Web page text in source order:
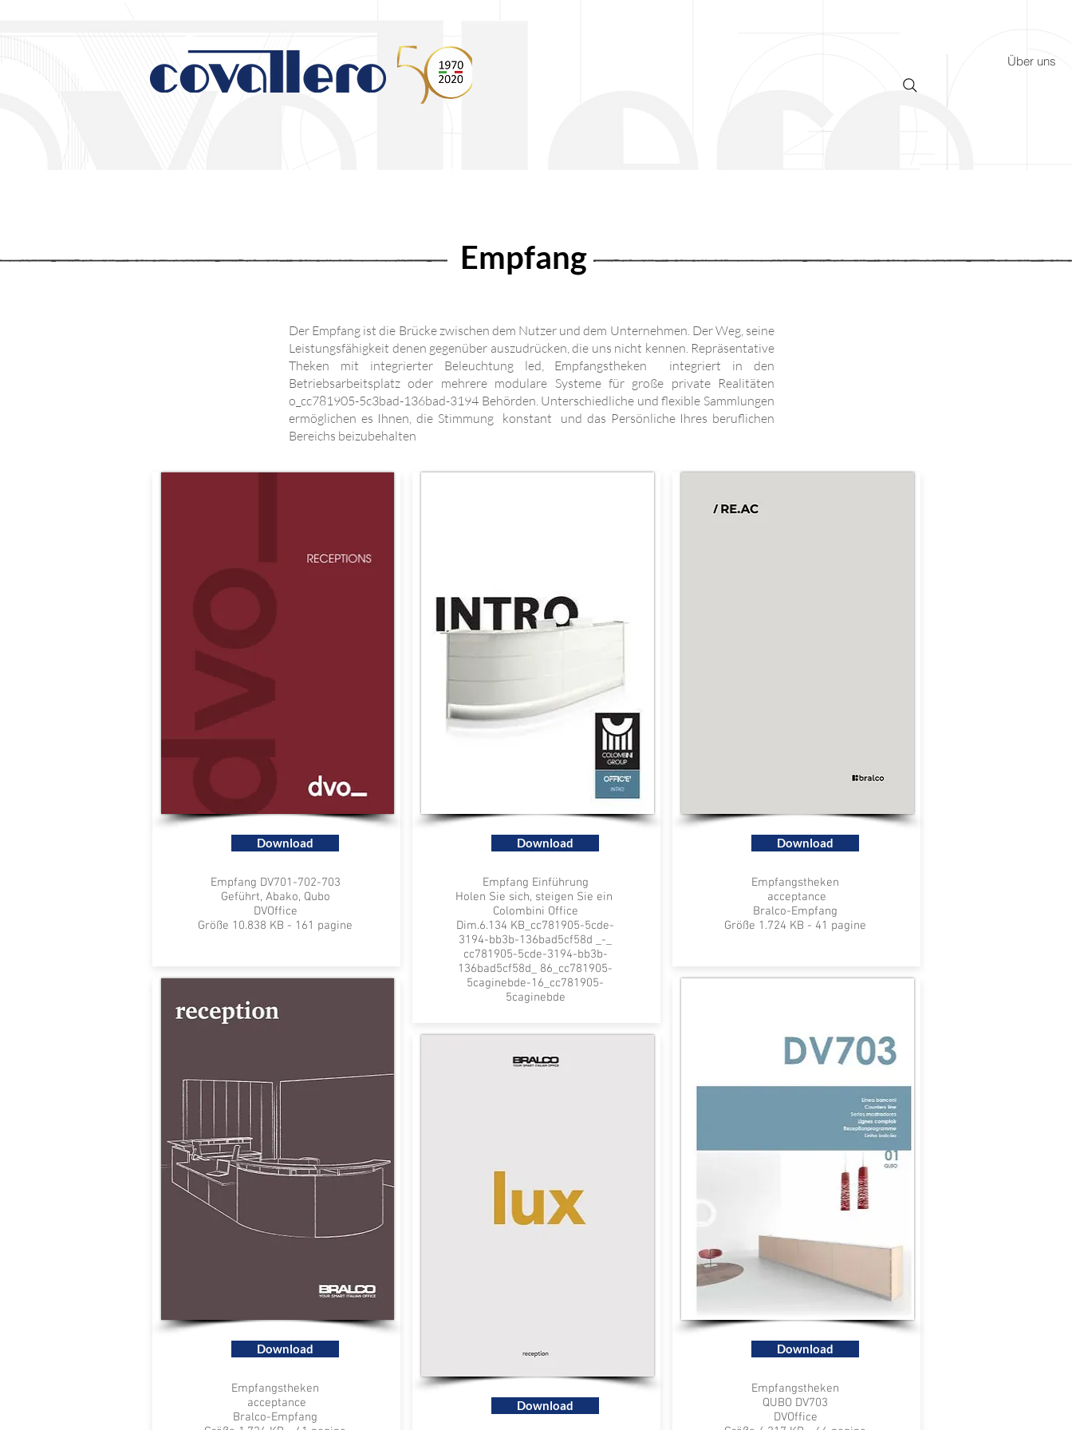
Über uns
Empfang
Der Empfang ist die Brücke zwischen dem Nutzer und dem Unternehmen. Der Weg, seine
Leistungsfähigkeit denen gegenüber auszudrücken, die uns nicht kennen. Repräsentative
Theken mit integrierter Beleuchtung led, Empfangstheken integriert in den
Betriebsarbeitsplatz oder mehrere modulare Systeme für große private Realitäten
o_cc781905-5c3bad-136bad-3194 Behörden. Unterschiedliche und flexible Sammlungen
ermöglichen es Ihnen, die Stimmung konstant und das Persönliche Ihres beruflichen
Bereichs beizubehalten
Download
Empfang DV701-702-703
Geführt, Abako, Qubo
DVOffice
Größe 10.838 KB - 161 pagine
Download
Empfangstheken
acceptance
Bralco-Empfang
Download
Empfang Einführung
Holen Sie sich, steigen Sie ein
Colombini Office
Dim.6.134 KB_cc781905-5cde-
3194-bb3b-136bad5cf58d _-_
cc781905-5cde-3194-bb3b-
136bad5cf58d_ 86_cc781905-
5caginebde-16_cc781905-
5caginebde
Download
Download
Empfangstheken
acceptance
Bralco-Empfang
Größe 1.724 KB - 41 pagine
Download
Empfangstheken
QUBO DV703
DVOffice